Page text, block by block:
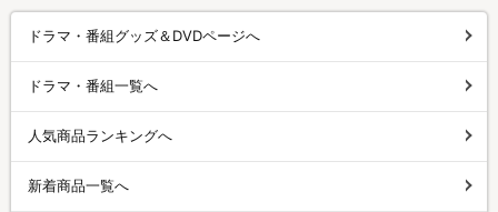
ドラマ・番組グッズ＆DVDページへ
ドラマ・番組一覧へ
人気商品ランキングへ
新着商品一覧へ